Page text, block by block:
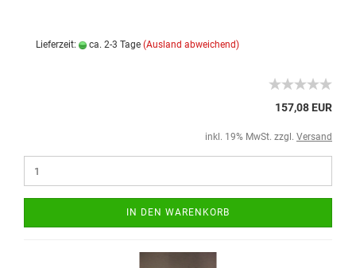
Lieferzeit: ca. 2-3 Tage (Ausland abweichend)
157,08 EUR
inkl. 19% MwSt. zzgl. Versand
IN DEN WARENKORB